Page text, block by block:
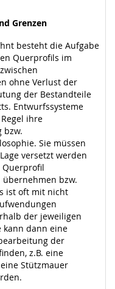
Grenzen
besteht die Aufgabe
Querprofils im
ohne Verlust der
der Bestandteile
Entwurfssysteme
ihre
bzw.
Sie müssen
versetzt werden
Querprofil
bzw.
ist oft mit nicht
der jeweiligen
kann dann eine
der
z.B. eine
Stützmauer